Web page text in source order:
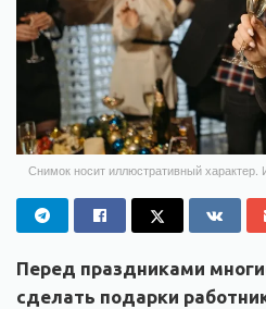
Снимок носит иллюстративный
Перед праздниками
сделать подарки